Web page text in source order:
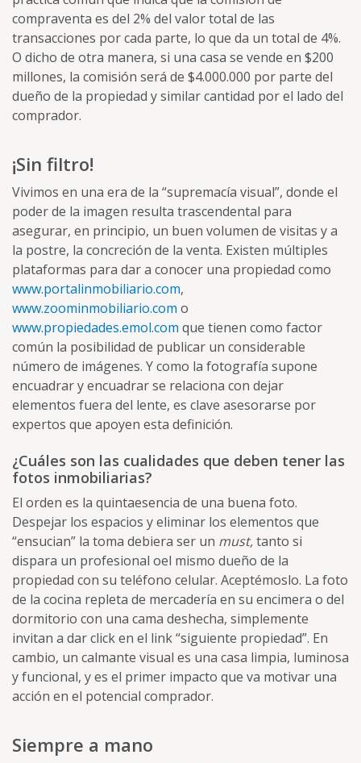
compraventa es del 2% del valor total de las
transacciones por cada parte, lo que da un total de 4%.
O dicho de otra manera, si una casa se vende en $200
millones, la comisión será de $4.000.000 por parte del
dueño de la propiedad y similar cantidad por el lado del
comprador.
¡Sin filtro!
Vivimos en una era de la “supremacía visual”, donde el
poder de la imagen resulta trascendental para
asegurar, en principio, un buen volumen de visitas y a
la postre, la concreción de la venta. Existen múltiples
plataformas para dar a conocer una propiedad como
www.portalinmobiliario.com,
www.zoominmobiliario.com o
www.propiedades.emol.com que tienen como factor
común la posibilidad de publicar un considerable
número de imágenes. Y como la fotografía supone
encuadrar y encuadrar se relaciona con dejar
elementos fuera del lente, es clave asesorarse por
expertos que apoyen esta definición.
¿Cuáles son las cualidades que deben tener las
fotos inmobiliarias?
El orden es la quintaesencia de una buena foto.
Despejar los espacios y eliminar los elementos que
“ensucian” la toma debiera ser un must,tanto si
dispara un profesional oel mismo dueño de la
propiedad con su teléfono celular. Aceptémoslo. La foto
de la cocina repleta de mercadería en su encimera o del
dormitorio con una cama deshecha, simplemente
invitan a dar click en el link “siguiente propiedad”. En
cambio, un calmante visual es una casa limpia, luminosa
y funcional, y es el primer impacto que va motivar una
acción en el potencial comprador.
Siempre a mano